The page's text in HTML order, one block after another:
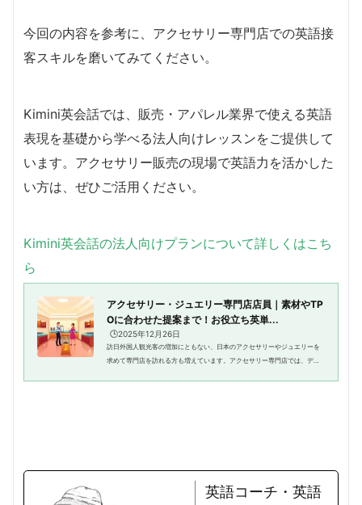
今回の内容を参考に、アクセサリー専門店での英語接
客スキルを磨いてみてください。
Kimini英会話では、販売・アパレル業界で使える英語
表現を基礎から学べる法人向けレッスンをご提供して
います。アクセサリー販売の現場で英語力を活かした
い方は、ぜひご活用ください。
Kimini英会話の法人向けプランについて詳しくはこち
ら
アクセサリー・ジュエリー専門店店員｜素材やTP
Oに合わせた提案まで！お役立ち英単...
🕒️2025年12月26日
訪日外国人観光客の増加にともない、日本のアクセサリーやジュエリーを
求めて専門店を訪れる方も増えています。アクセサリー専門店では、デザ
英語コーチ・英語